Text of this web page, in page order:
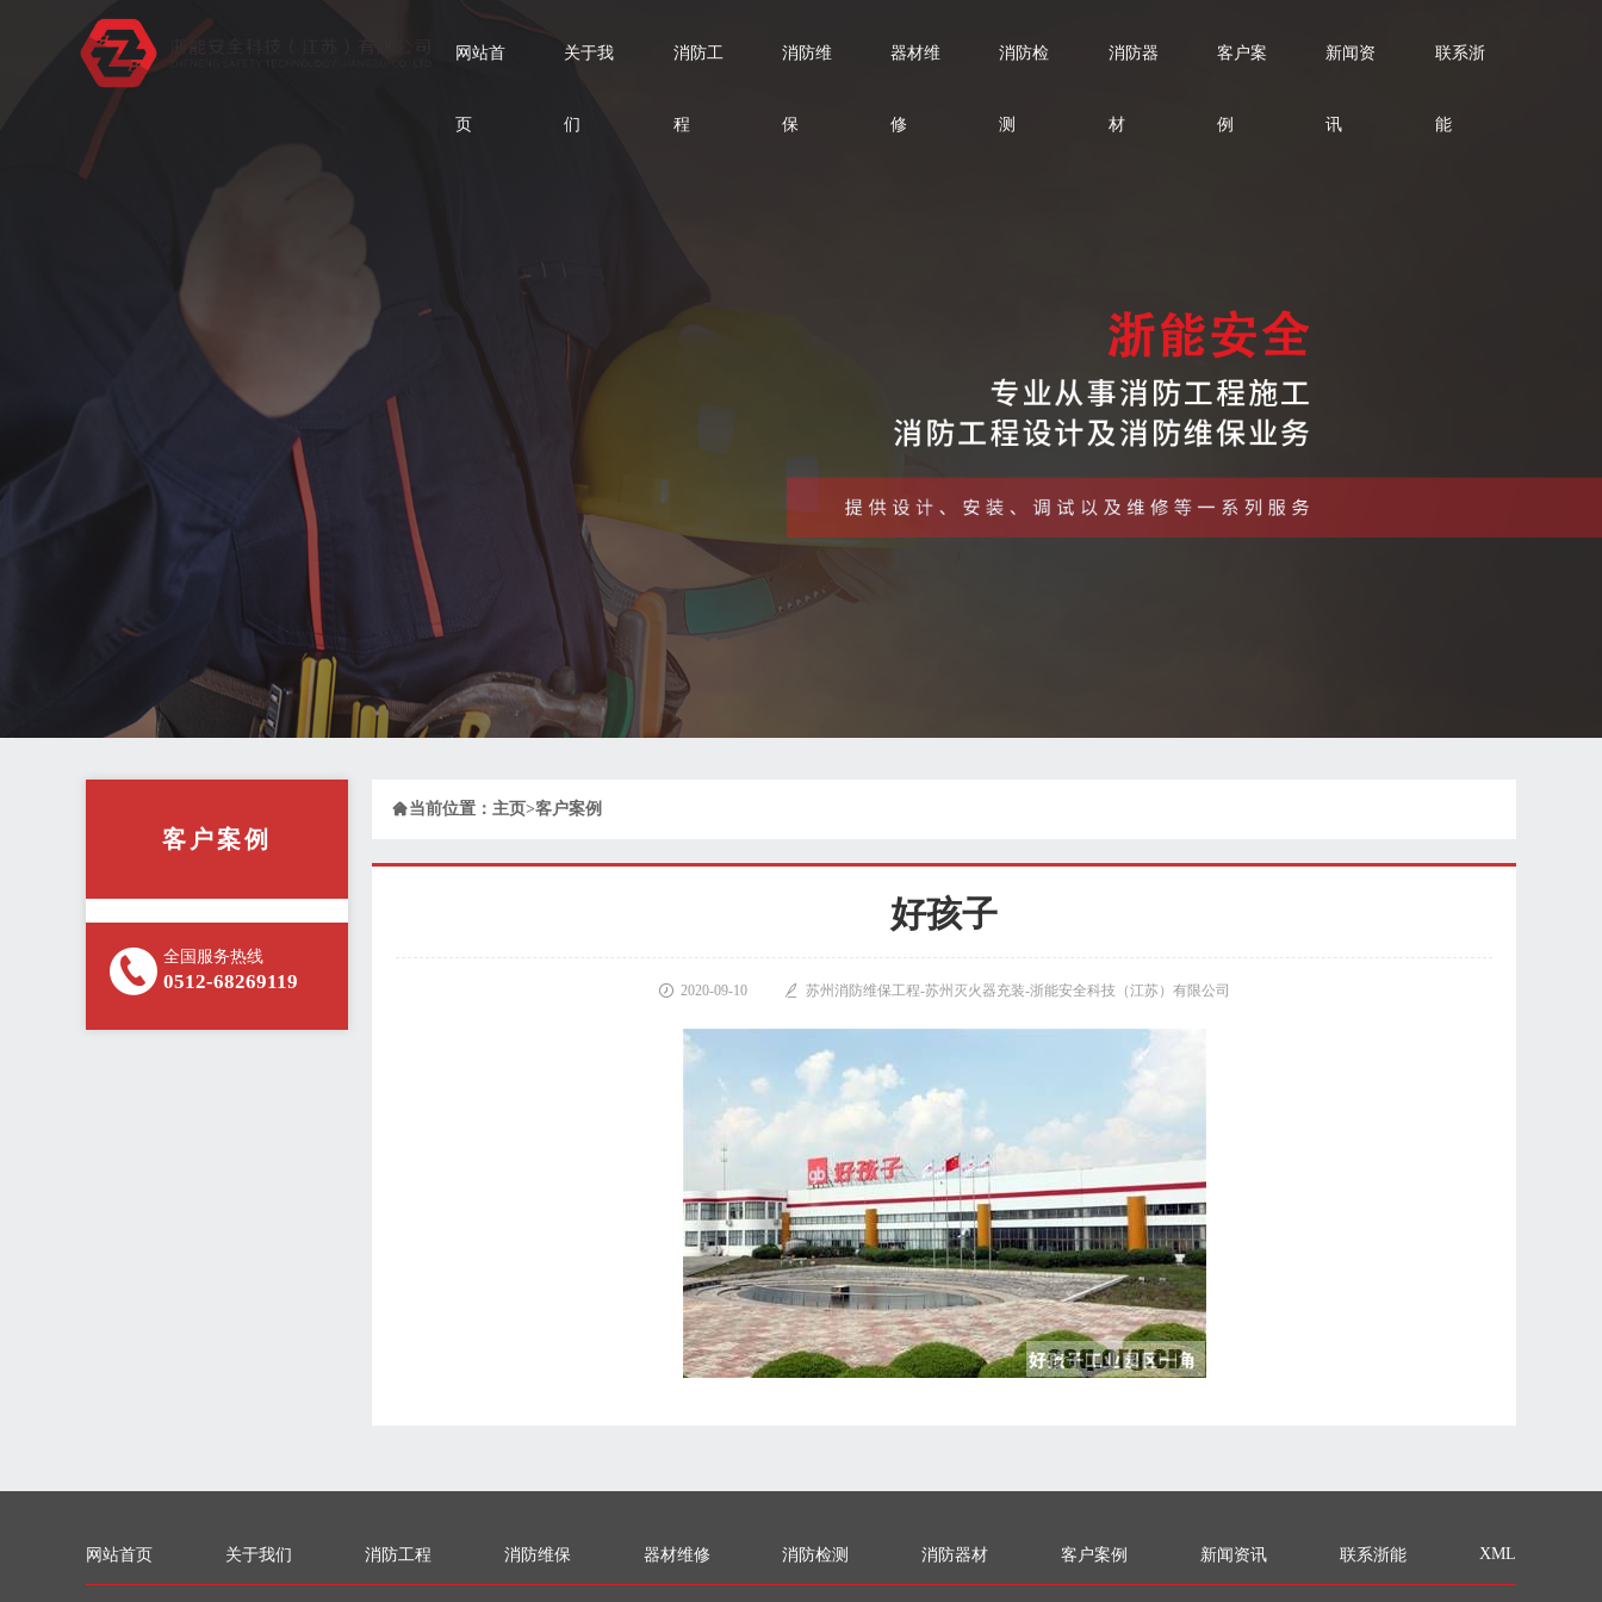
网站首
页
关于我
们
消防工
程
消防维
保
器材维
修
消防检
测
消防器
材
客户案
例
新闻资
讯
联系浙
能
客户案例
全国服务热线
0512-68269119
当前位置： 主页>客户案例
好孩子
 2020-09-10  苏州消防维保工程-苏州灭火器充装-浙能安全科技（江苏）有限公司
网站首页 关于我们 消防工程 消防维保 器材维修 消防检测 消防器材 客户案例 新闻资讯 联系浙能 XML